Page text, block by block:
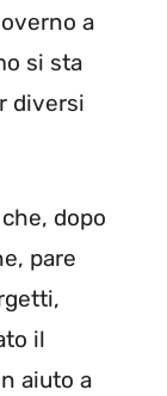
a
si sta
diversi
che, dopo
pare
il
aiuto a